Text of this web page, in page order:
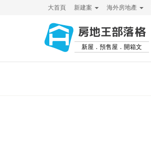
大首頁 新建案 海外房地產
房地王部落格
新屋．預售屋．開箱文